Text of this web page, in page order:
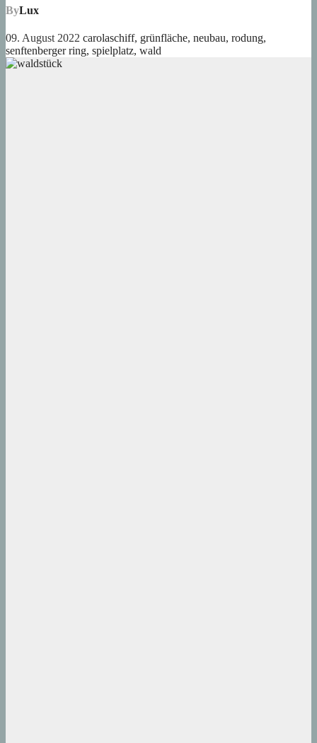
ByLux
09. August 2022 carolaschiff, grünfläche, neubau, rodung,
senftenberger ring, spielplatz, wald